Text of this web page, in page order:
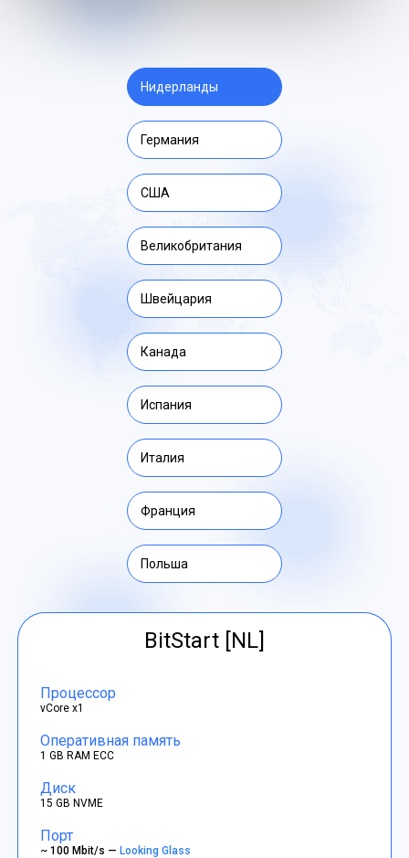
Нидерланды
Германия
США
Великобритания
Швейцария
Канада
Испания
Италия
Франция
Польша
BitStart [NL]
Процессор
vCore x1
Оперативная память
1 GB RAM ECC
Диск
15 GB NVME
Порт
~ 100 Mbit/s —Looking Glass